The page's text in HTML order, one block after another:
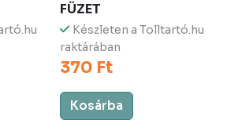
FÜZET
Készleten a Tolltartó.hu
raktárában
370 Ft
Kosárba